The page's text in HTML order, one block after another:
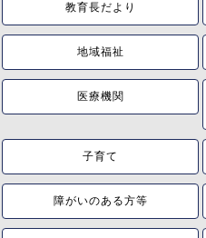
教育長だより
地域福祉
医療機関
子育て
障がいのある方等